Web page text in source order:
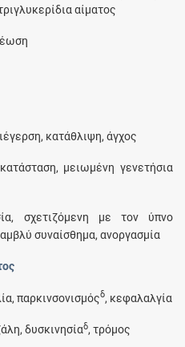
αίματος
κατάθλιψη, άγχος
μειωμένη γενετήσια
σχετιζόμενη με τον ύπνο
συναίσθημα, ανοργασμία
παρκινσονισμόςδ, κεφαλαλγία
δυσκινησίαδ, τρόμος